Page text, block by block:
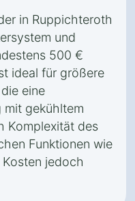
in Ruppichteroth
und
500 €
ideal für größere
eine
mit gekühltem
Komplexität des
Funktionen wie
jedoch